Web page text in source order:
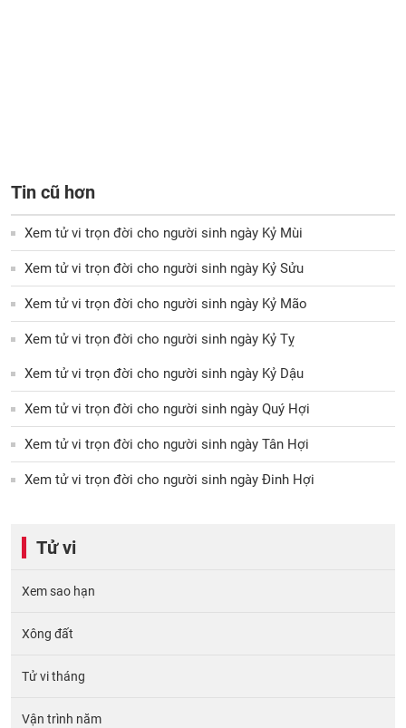
Tin cũ hơn
Xem tử vi trọn đời cho người sinh ngày Kỷ Mùi
Xem tử vi trọn đời cho người sinh ngày Kỷ Sửu
Xem tử vi trọn đời cho người sinh ngày Kỷ Mão
Xem tử vi trọn đời cho người sinh ngày Kỷ Tỵ
Xem tử vi trọn đời cho người sinh ngày Kỷ Dậu
Xem tử vi trọn đời cho người sinh ngày Quý Hợi
Xem tử vi trọn đời cho người sinh ngày Tân Hợi
Xem tử vi trọn đời cho người sinh ngày Đinh Hợi
Tử vi
Xem sao hạn
Xông đất
Tử vi tháng
Vận trình năm